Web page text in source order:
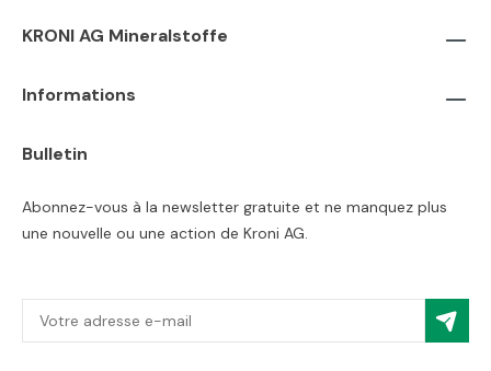
KRONI AG Mineralstoffe
Informations
Bulletin
Abonnez-vous à la newsletter gratuite et ne manquez plus
une nouvelle ou une action de Kroni AG.